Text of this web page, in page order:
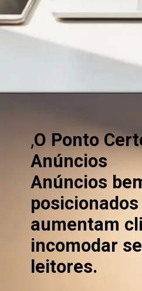
,O Ponto
Anúncios
Anúncios
posicionados
aumentam
incomodar
leitores.